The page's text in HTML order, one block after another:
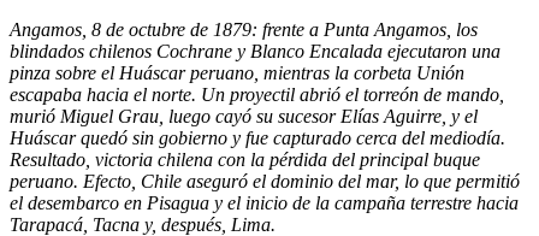
Angamos, 8 de octubre de 1879: frente a Punta Angamos, los
blindados chilenos Cochrane y Blanco Encalada ejecutaron una
pinza sobre el Huáscar peruano, mientras la corbeta Unión
escapaba hacia el norte. Un proyectil abrió el torreón de mando,
murió Miguel Grau, luego cayó su sucesor Elías Aguirre, y el
Huáscar quedó sin gobierno y fue capturado cerca del mediodía.
Resultado, victoria chilena con la pérdida del principal buque
peruano. Efecto, Chile aseguró el dominio del mar, lo que permitió
el desembarco en Pisagua y el inicio de la campaña terrestre hacia
Tarapacá, Tacna y, después, Lima.